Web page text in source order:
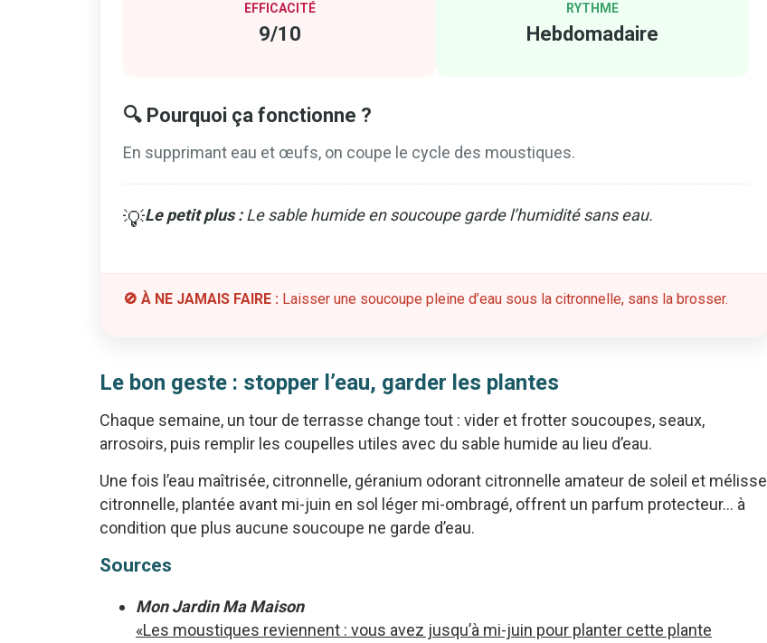
EFFICACITÉ
9/10
RYTHME
Hebdomadaire
🔍 Pourquoi ça fonctionne ?
En supprimant eau et œufs, on coupe le cycle des moustiques.
💡Le petit plus :Le sable humide en soucoupe garde l’humidité sans eau.
🚫 À NE JAMAIS FAIRE : Laisser une soucoupe pleine d’eau sous la citronnelle, sans la brosser.
Le bon geste : stopper l’eau, garder les plantes
Chaque semaine, un tour de terrasse change tout : vider et frotter soucoupes, seaux,
arrosoirs, puis remplir les coupelles utiles avec du sable humide au lieu d’eau.
Une fois l’eau maîtrisée, citronnelle, géranium odorant citronnelle amateur de soleil et mélisse
citronnelle, plantée avant mi-juin en sol léger mi-ombragé, offrent un parfum protecteur… à
condition que plus aucune soucoupe ne garde d’eau.
Sources
Mon Jardin Ma Maison
«Les moustiques reviennent : vous avez jusqu’à mi-juin pour planter cette plante